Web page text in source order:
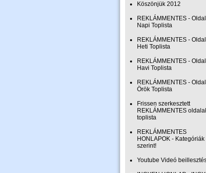
Köszönjük 2012
REKLÁMMENTES -
Napi Toplista
REKLÁMMENTES -
Heti Toplista
REKLÁMMENTES -
Havi Toplista
REKLÁMMENTES -
Örök Toplista
Frissen szerkesztett
REKLÁMMENTES
toplista
REKLÁMMENTES
HONLAPOK - Kategóriák
szerint!
Youtube Videó